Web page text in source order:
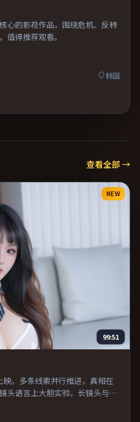
心的影视作品，围绕危机、反转
值得推荐观看。
韩国
查看全部 →
NEW
99:51
映。多条线索并行推进，真相在
头语言上大胆实验，长镜头与特
感，也保留作者表达，口碑潜力